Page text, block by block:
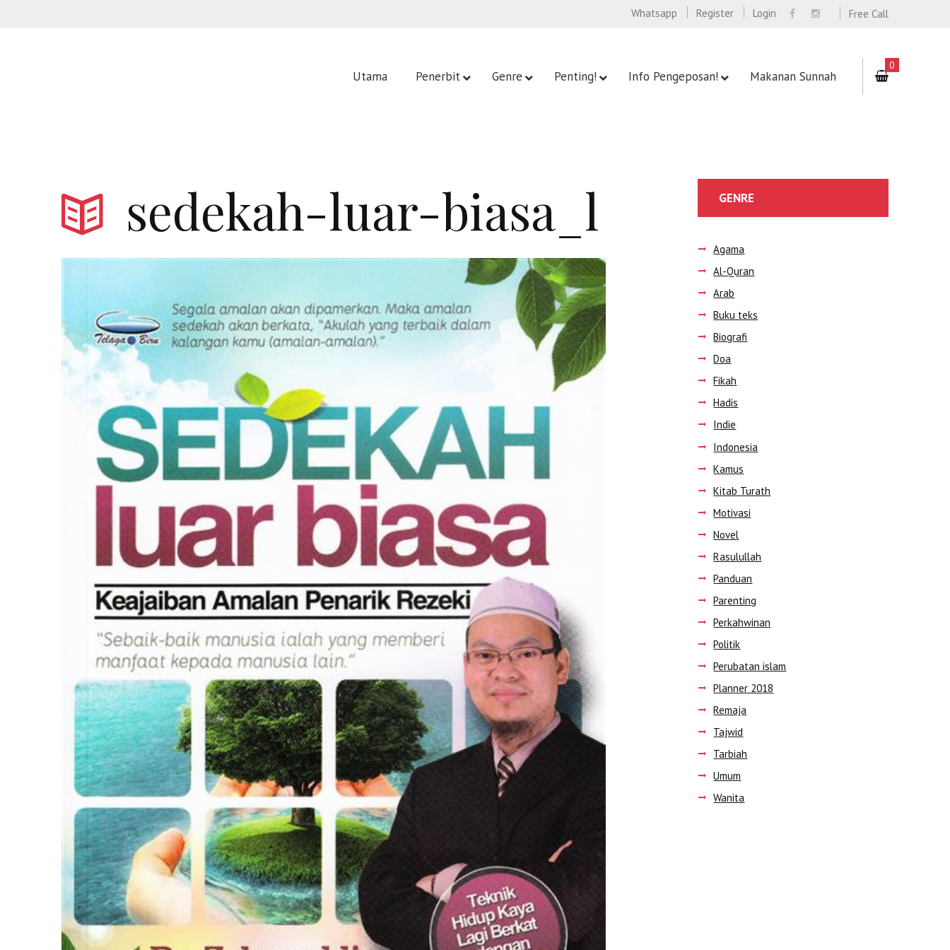
Free Call
Whatsapp Register Login
Utama Penerbit Genre Penting! Info Pengeposan! Makanan Sunnah
0
sedekah-luar-biasa_l
...
GENRE
Agama
Al-Quran
Arab
Buku teks
Biografi
Doa
Fikah
Hadis
Indie
Indonesia
Kamus
Kitab Turath
Motivasi
Novel
Rasulullah
Panduan
Parenting
Perkahwinan
Politik
Perubatan islam
Planner 2018
Remaja
Tajwid
Tarbiah
Umum
Wanita